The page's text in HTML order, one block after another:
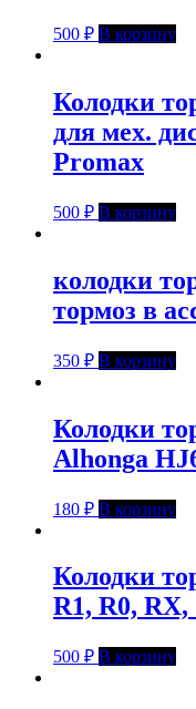
500 ₽ В корзину
Колодки
для мех.
Promax
500 ₽ В корзину
колодки
тормоз в
350 ₽ В корзину
Колодки
Alhonga
180 ₽ В корзину
Колодки
R1, R0, RX,
500 ₽ В корзину